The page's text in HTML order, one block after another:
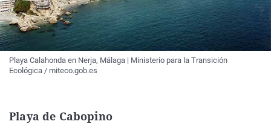
Playa Calahonda en Nerja, Málaga | Ministerio para la Transición
Ecológica / miteco.gob.es
Playa de Cabopino